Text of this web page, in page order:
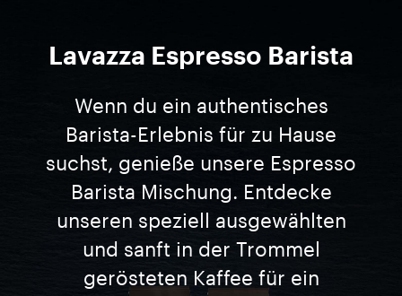
Lavazza Espresso Barista
Wenn du ein authentisches
Barista-Erlebnis für zu Hause
suchst, genieße unsere Espresso
Barista Mischung. Entdecke
unseren speziell ausgewählten
und sanft in der Trommel
gerösteten Kaffee für ein